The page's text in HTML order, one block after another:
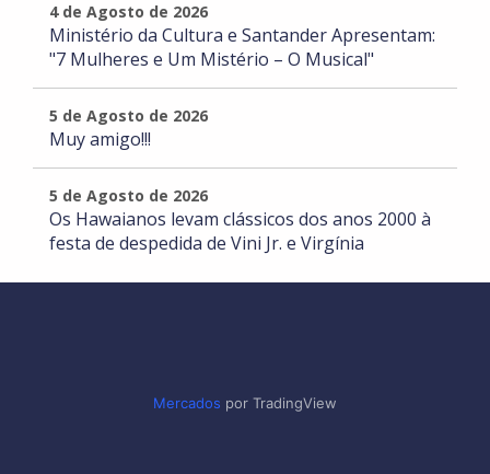
4 de Agosto de 2026
Ministério da Cultura e Santander Apresentam:
"7 Mulheres e Um Mistério – O Musical"
5 de Agosto de 2026
Muy amigo!!!
5 de Agosto de 2026
Os Hawaianos levam clássicos dos anos 2000 à
festa de despedida de Vini Jr. e Virgínia
Mercados por TradingView